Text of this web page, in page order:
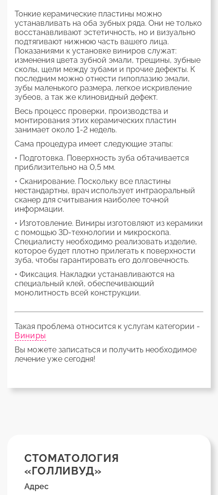
Тонкие керамические пластины можно
устанавливать на оба зубных ряда. Они не только
восстанавливают эстетичность, но и визуально
подтягивают нижнюю часть вашего лица.
Показаниями к установке виниров служат:
изменения цвета зубной эмали, трещины, зубные
сколы, щели между зубами и прочие дефекты. К
последним можно отнести гипоплазию эмали,
зубы маленького размера, легкое искривление
зубеов, а так же клиновидный дефект.
Весь процесс проверки, производства и
монтирования этих керамических пластин
занимает около 1-2 недель.
Сама процедура имеет следующие этапы:
• Подготовка. Поверхность зуба обтачивается
приблизительно на 0,5 мм.
• Сканирование. Поскольку все пластины
нестандартны, врач использует интраоральный
сканер для считывания наиболее точной
информации.
• Изготовление. Виниры изготовляют из керамики
с помощью 3D-технологии и микроскопа.
Специалисту необходимо реализовать изделие,
которое будет плотно прилегать к поверхности
зуба, чтобы гарантировать его долговечность.
• Фиксация. Накладки устанавливаются на
специальный клей, обеспечивающий
монолитность всей конструкции.
Такая проблема относится к услугам категории -
Виниры
Вы можете записаться и получить необходимое
лечение уже сегодня!
СТОМАТОЛОГИЯ
«ГОЛЛИВУД»
Адрес